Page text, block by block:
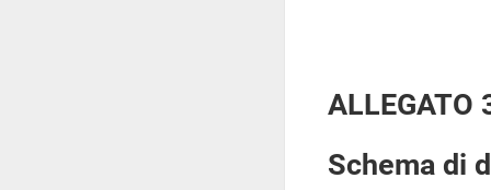
ALLEGATO
Schema di